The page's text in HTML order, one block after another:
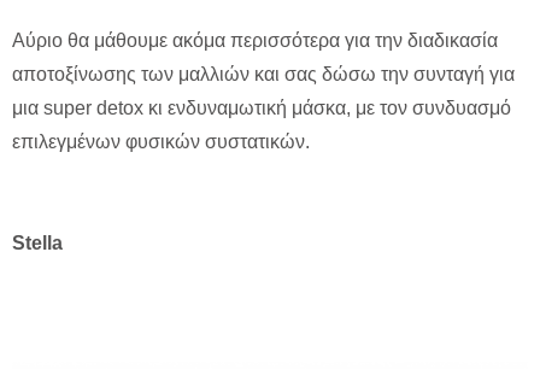
Αύριο θα μάθουμε ακόμα περισσότερα για την διαδικασία
αποτοξίνωσης των μαλλιών και σας δώσω την συνταγή για
μια super detox κι ενδυναμωτική μάσκα, με τον συνδυασμό
επιλεγμένων φυσικών συστατικών.
Stella